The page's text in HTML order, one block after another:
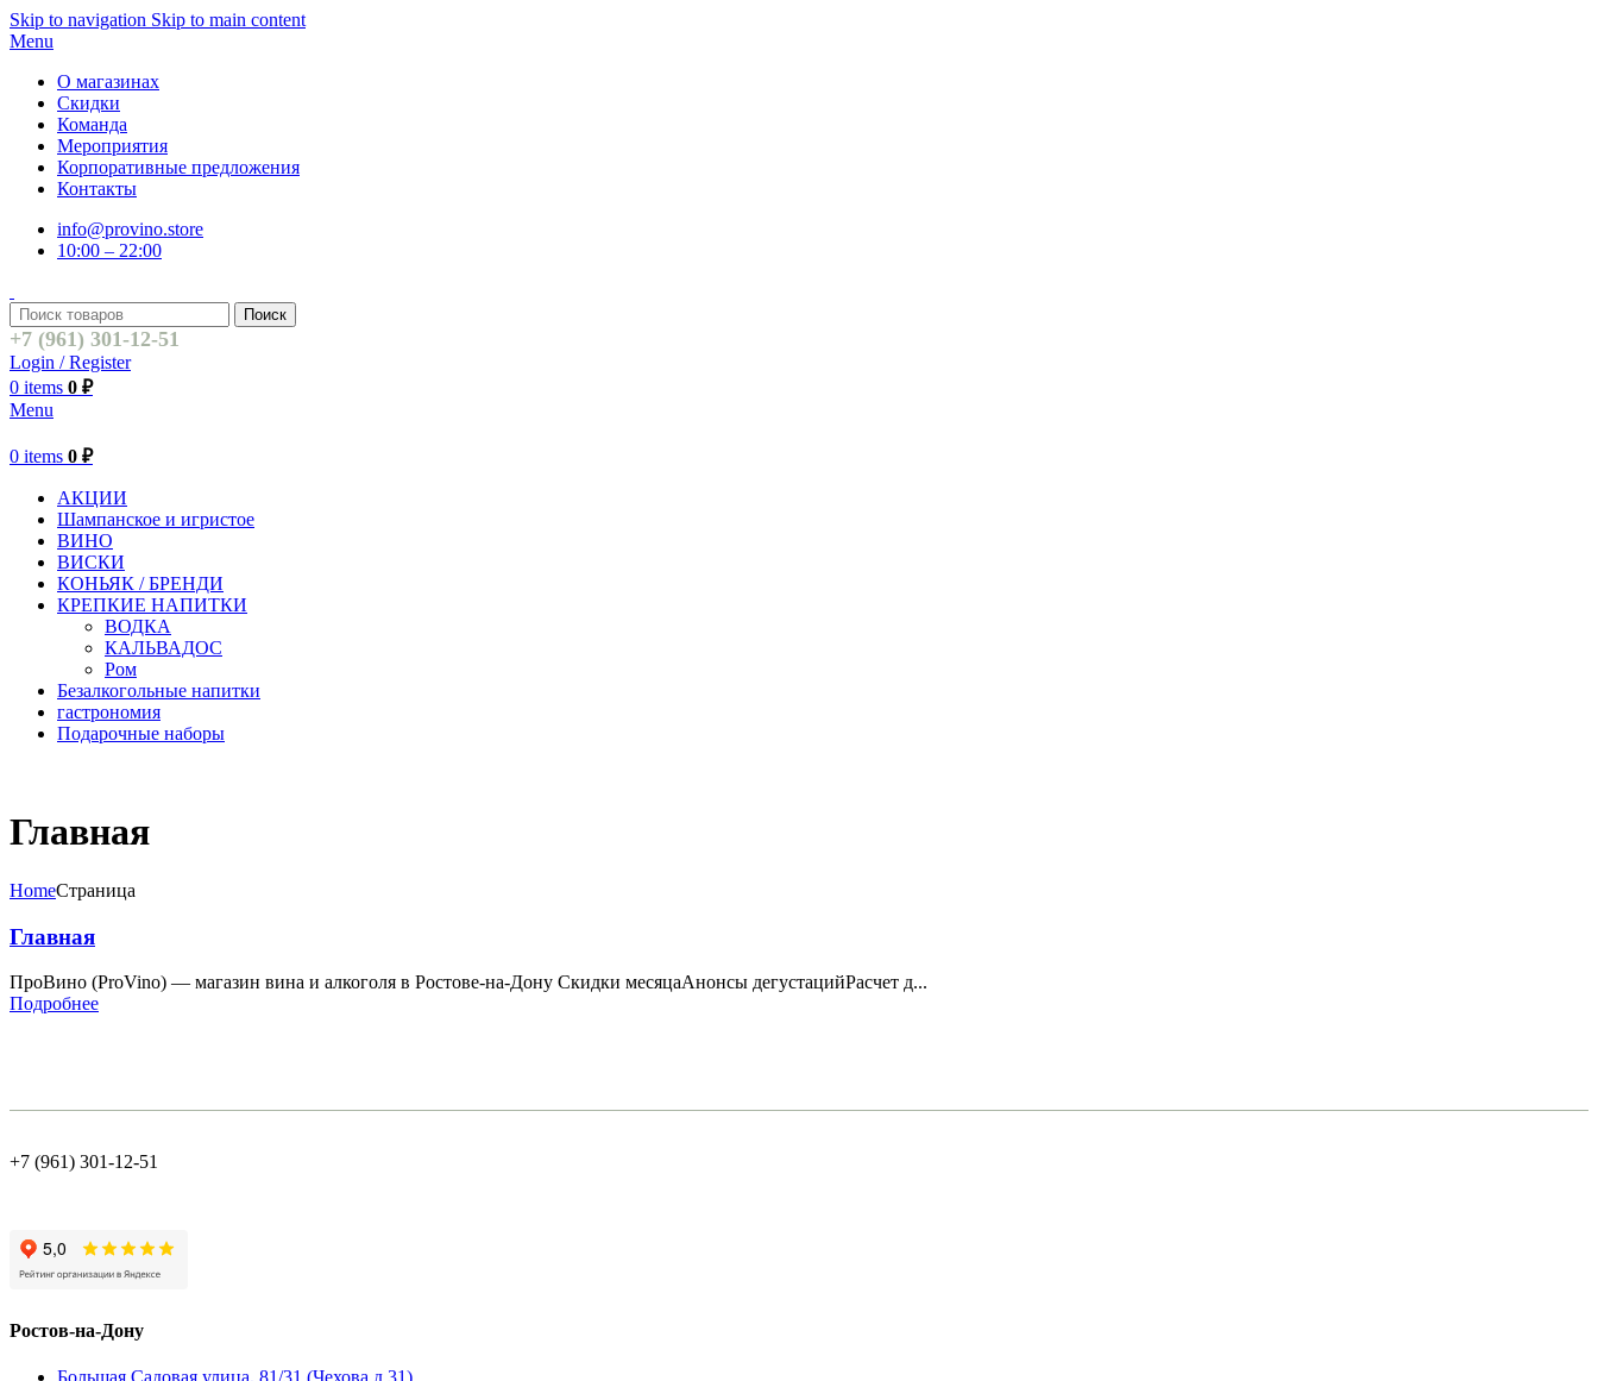
Skip to navigation Skip to main content
Menu
О магазинах
Скидки
Команда
Мероприятия
Корпоративные предложения
Контакты
info@provino.store
10:00 – 22:00
Поиск
+7 (961) 301-12-51
Login / Register
0 items 0 ₽
Menu
0 items 0 ₽
АКЦИИ
Шампанское и игристое
ВИНО
ВИСКИ
КОНЬЯК / БРЕНДИ
КРЕПКИЕ НАПИТКИ
ВОДКА
КАЛЬВАДОС
Ром
Безалкогольные напитки
гастрономия
Подарочные наборы
Главная
HomeСтраница
Главная
ПроВино (ProVino) — магазин вина и алкоголя в Ростове-на-Дону Скидки месяцаАнонсы дегустацийРасчет д...
Подробнее
+7 (961) 301-12-51
Ростов-на-Дону
Большая Садовая улица, 81/31 (Чехова д 31)